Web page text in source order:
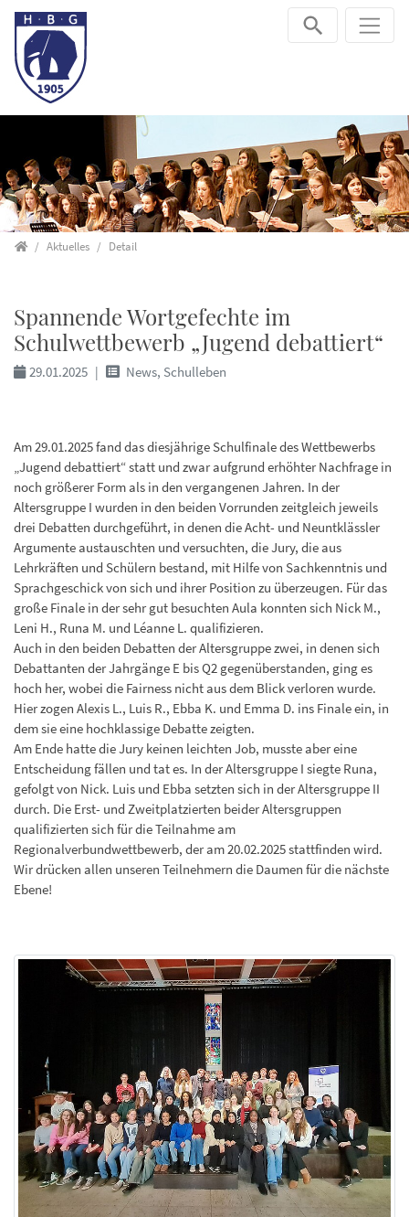
Direkt zur Hauptnavigation springen
Direkt zum Inhalt springen
Startseite
Aktuelles Detail
Spannende Wortgefechte im
Schulwettbewerb „Jugend debattiert“
29.01.2025 News, Schulleben
Am 29.01.2025 fand das diesjährige Schulfinale des Wettbewerbs
„Jugend debattiert“ statt und zwar aufgrund erhöhter Nachfrage in
noch größerer Form als in den vergangenen Jahren. In der
Altersgruppe I wurden in den beiden Vorrunden zeitgleich jeweils
drei Debatten durchgeführt, in denen die Acht- und Neuntklässler
Argumente austauschten und versuchten, die Jury, die aus
Lehrkräften und Schülern bestand, mit Hilfe von Sachkenntnis und
Sprachgeschick von sich und ihrer Position zu überzeugen. Für das
große Finale in der sehr gut besuchten Aula konnten sich Nick M.,
Leni H., Runa M. und Léanne L. qualifizieren.
Auch in den beiden Debatten der Altersgruppe zwei, in denen sich
Debattanten der Jahrgänge E bis Q2 gegenüberstanden, ging es
hoch her, wobei die Fairness nicht aus dem Blick verloren wurde.
Hier zogen Alexis L., Luis R., Ebba K. und Emma D. ins Finale ein, in
dem sie eine hochklassige Debatte zeigten.
Am Ende hatte die Jury keinen leichten Job, musste aber eine
Entscheidung fällen und tat es. In der Altersgruppe I siegte Runa,
gefolgt von Nick. Luis und Ebba setzten sich in der Altersgruppe II
durch. Die Erst- und Zweitplatzierten beider Altersgruppen
qualifizierten sich für die Teilnahme am
Regionalverbundwettbewerb, der am 20.02.2025 stattfinden wird.
Wir drücken allen unseren Teilnehmern die Daumen für die nächste
Ebene!